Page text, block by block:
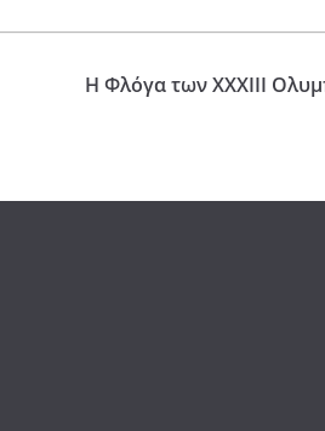
Η Φλόγα των ΧΧΧΙΙΙ